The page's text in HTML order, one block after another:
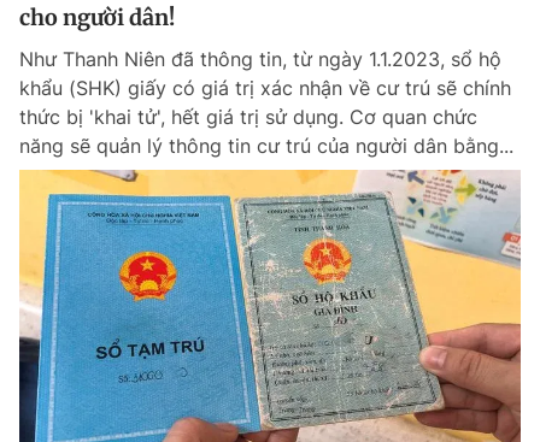
cho người dân!
Như Thanh Niên đã thông tin, từ ngày 1.1.2023, sổ hộ
khẩu (SHK) giấy có giá trị xác nhận về cư trú sẽ chính
thức bị 'khai tử', hết giá trị sử dụng. Cơ quan chức
năng sẽ quản lý thông tin cư trú của người dân bằng...